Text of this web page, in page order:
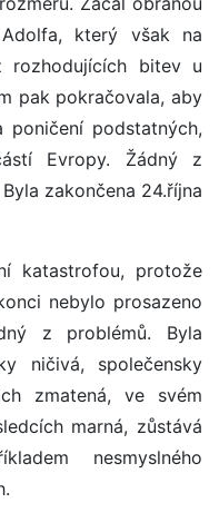
který však na
bitev u
pak pokračovala, aby
poničení podstatných,
Evropy. Žádný z
zakončena 24.října
katastrofou, protože
nebylo prosazeno
z problémů. Byla
ničivá, společensky
zmatená, ve svém
marná, zůstává
nesmyslného